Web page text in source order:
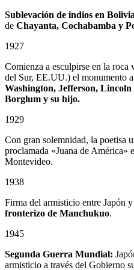
Sublevación de indios en Bolivia
de Chayanta, Cochabamba y
1927
Comienza a esculpirse en la
del Sur, EE.UU.) el monumento
Washington, Jefferson,
Borglum y su hijo.
1929
Con gran solemnidad, la poetisa
proclamada «Juana de América»
Montevideo.
1938
Firma del armisticio entre Japón
fronterizo de Manchukuo.
1945
Segunda Guerra Mundial:
armisticio a través del Gobierno